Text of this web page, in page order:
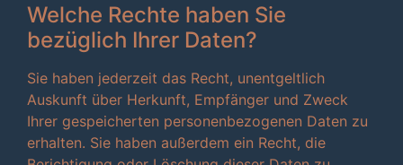
Welche Rechte haben Sie
bezüglich Ihrer Daten?
Sie haben jederzeit das Recht, unentgeltlich
Auskunft über Herkunft, Empfänger und Zweck
Ihrer gespeicherten personenbezogenen Daten zu
erhalten. Sie haben außerdem ein Recht, die